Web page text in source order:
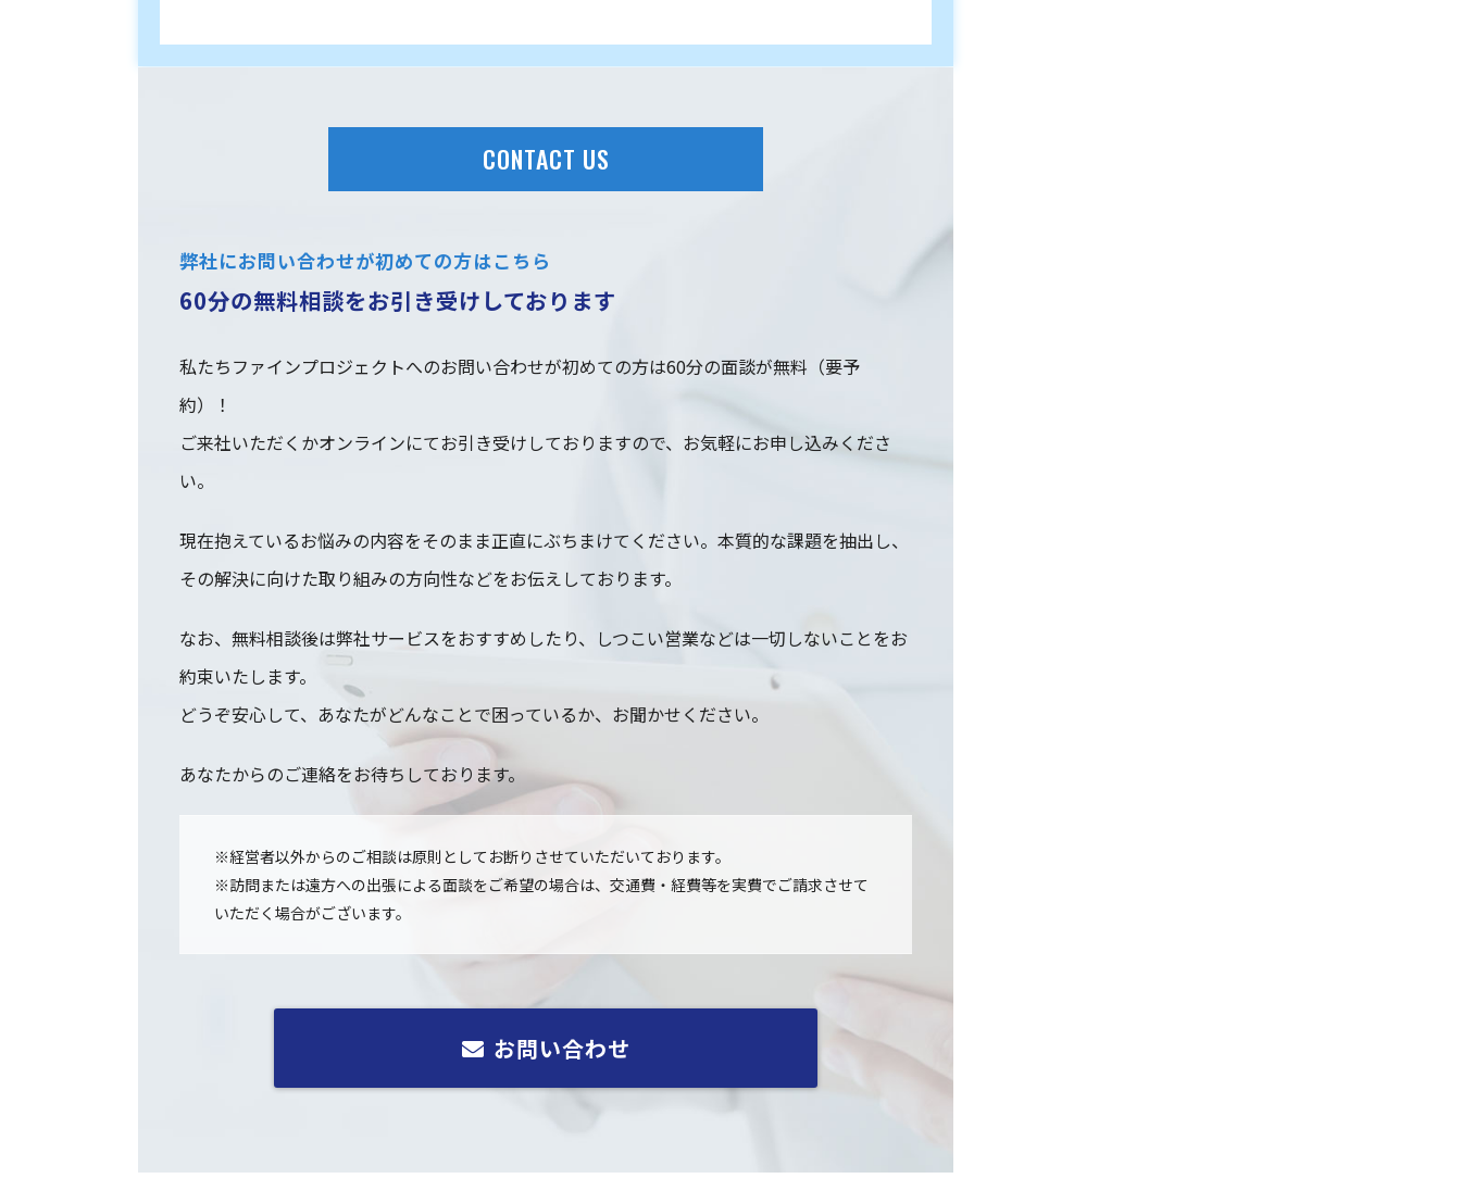
CONTACT US
弊社にお問い合わせが初めての方はこちら
60分の無料相談をお引き受けしております
私たちファインプロジェクトへのお問い合わせが初めての方は60分の面談が無料（要予
約）！
ご来社いただくかオンラインにてお引き受けしておりますので、お気軽にお申し込みくださ
い。
現在抱えているお悩みの内容をそのまま正直にぶちまけてください。本質的な課題を抽出し、
その解決に向けた取り組みの方向性などをお伝えしております。
なお、無料相談後は弊社サービスをおすすめしたり、しつこい営業などは一切しないことをお
約束いたします。
どうぞ安心して、あなたがどんなことで困っているか、お聞かせください。
あなたからのご連絡をお待ちしております。
※経営者以外からのご相談は原則としてお断りさせていただいております。
※訪問または遠方への出張による面談をご希望の場合は、交通費・経費等を実費でご請求させて
いただく場合がございます。
お問い合わせ